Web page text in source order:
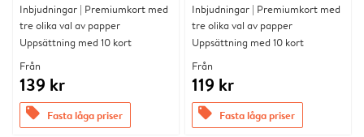
Inbjudningar | Premiumkort med
tre olika val av papper
Uppsättning med 10 kort
Från
139 kr
offers Fasta låga priser
Inbjudningar | Premiumkort med
tre olika val av papper
Uppsättning med 10 kort
Från
119 kr
offers Fasta låga priser